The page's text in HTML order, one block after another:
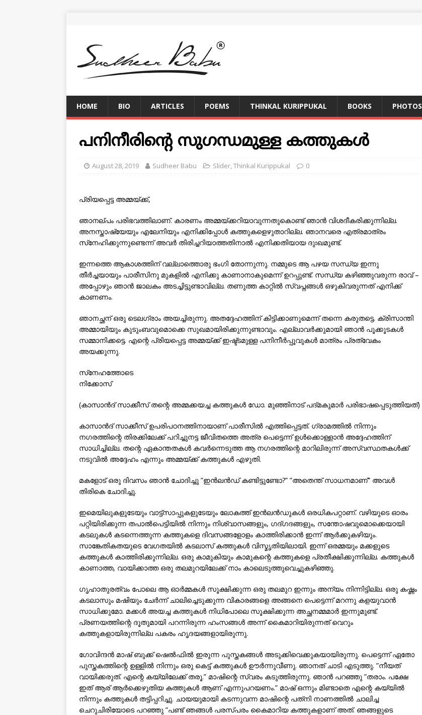
HOME BIO ARTICLES POEMS THINKAL KURIPPUKAL BOOKS PHOTOS
പനിനീരിന്റെ സുഗന്ധമുള്ള കത്തുകള്‍
August 28, 2019 Sudheer Babu Slider,Thinkal Kurippukal 0
പ്രിയപ്പെട്ട അമ്മയ്ക്ക്,
ഞാനല്പം പരിഭവത്തിലാണ്. കാരണം അമ്മയ്ക്കറിയാവുന്നതുകൊണ്ട് ഞാന്‍ വിശദീകരിക്കുന്നില്ല.
അനസ്താഷ്യേയും എലേനിയും എനിക്കിപ്പോള്‍ കത്തുകളെഴുതാറില്ല. ഞാനവരെ എത്രമാത്രം
സ്‌നേഹിക്കുന്നുണ്ടെന്ന് അവര്‍ തിരിച്ചറിയാത്തതിനാല്‍ എനിക്കതിയായ ദുഃഖമുണ്ട്.
ഇന്നത്തെ ആകാശത്തിന് വല്ലാത്തൊരു ഭംഗി തോന്നുന്നു. നമ്മുടെ ആ പഴയ സന്ധ്യ ഇന്നു
തീര്‍ച്ചയായും പാരീസിനു മുകളില്‍ എനിക്കു കാണാനാകുമെന്ന് ഉറപ്പുണ്ട്. സന്ധ്യ കഴിഞ്ഞുവരുന്ന രാവ് –
അപ്പോഴും ഞാന്‍ ജാലകം അടച്ചിട്ടുണ്ടാവില്ല. തണുത്ത കാറ്റില്‍ സ്വപ്നങ്ങള്‍ ഒഴുകിവരുന്നത് എനിക്ക്
കാണണം.
ഞാനച്ഛന് ഒരു ടെലഗ്രാം അയച്ചിരുന്നു. അതദ്ദേഹത്തിന് കിട്ടിക്കാണുമെന്ന് തന്നെ കരുതട്ടെ. ക്രിസാന്തി
അമ്മായിയും കുടുംബവുമൊക്കെ സുഖമായിരിക്കുന്നുണ്ടാവും. എല്ലാവര്‍ക്കുമായി ഞാന്‍ പൂക്കൂടകള്‍
സമ്മാനിക്കട്ടെ. എന്റെ പ്രിയപ്പെട്ട അമ്മയ്ക്ക് ഇഷ്ട്ടമുള്ള പനിനീര്‍പ്പൂവുകള്‍ മാത്രം പ്രത്വേകം
അയക്കുന്നു.
സ്‌നേഹത്തോടെ
നിക്കോസ്
(കാസാന്‍ദ് സാക്കീസ് തന്റെ അമ്മക്കയച്ച കത്തുകള്‍ ഡോ. മുഞ്ഞിനാട് പദ്മകുമാര്‍ പരിഭാഷപ്പെടുത്തിയത്)
കാസാന്‍ദ് സാക്കീസ് ഉപരിപഠനത്തിനായാണ് പാരീസില്‍ എത്തിപ്പെട്ടത്. ഗ്രാമത്തില്‍ നിന്നും
നഗരത്തിന്റെ തിരക്കിലേക്ക് പറിച്ചുനട്ട ജീവിതത്തെ അത്ര പെട്ടെന്ന് ഉള്‍ക്കൊള്ളാന്‍ അദ്ദേഹത്തിന്
സാധിച്ചില്ല. തന്റെ ഏകാന്തതകള്‍ കവര്‍ന്നെടുത്ത ആ നഗരത്തിന്റെ മാറിലിരുന്ന് അസ്വസ്ഥതകള്‍ക്ക്
നടുവില്‍ അദ്ദേഹം എന്നും അമ്മയ്ക്ക് കത്തുകള്‍ എഴുതി.
മകളോട് ഒരു ദിവസം ഞാന്‍ ചോദിച്ചു ”ഇന്‍ലന്‍ഡ് കണ്ടിട്ടുണ്ടോ?” ”അതെന്ത് സാധനമാണ്” അവള്‍
തിരികെ ചോദിച്ചു.
ഇമെയിലുകളുടേയും വാട്ട്സാപ്പുകളുടേയും ലോകത്ത് ഇന്‍ലന്‍ഡുകള്‍ ഒരധികപറ്റാണ്. വഴിയുടെ ഓരം
പറ്റിയിരിക്കുന്ന തപാല്‍പെട്ടിയില്‍ നിന്നും നിശ്വാസങ്ങളും, ഗദ്ഗദങ്ങളും, സന്തോഷവുമൊക്കെയായി
കടലുകള്‍ കടന്നെത്തുന്ന കത്തുകളെ ദിവസങ്ങളോളം കാത്തിരിക്കാന്‍ ഇന്ന് ആര്‍ക്കുകഴിയും.
സാങ്കേതികതയുടെ വേഗതയില്‍ കടലാസ് കത്തുകള്‍ വിസ്മൃതിയിലായി. ഇന്ന് ഒരമ്മയും മക്കളുടെ
കത്തുകള്‍ കാത്തിരിക്കുന്നില്ല. ഒരു കാമുകിയും കാമുകന്റെ കത്തുകളെ പ്രതീക്ഷിക്കുന്നില്ല. കത്തുകള്‍
കാണാത്ത, വായിക്കാത്ത ഒരു തലമുറയിലേക്ക് നാം കാലെടുത്തുവെച്ചുകഴിഞ്ഞു.
ഗൃഹാതുരത്വം പോലെ ആ ഓര്‍മ്മകള്‍ സൂക്ഷിക്കുന്ന ഒരു തലമുറ ഇന്നും അന്യം നിന്നിട്ടില്ല. ഒരു കഷ്ണം
കടലാസും മഷിയും ചേര്‍ന്ന് ചാലിച്ചെടുക്കുന്ന വികാരങ്ങളെ അങ്ങനെ പെട്ടെന്ന് മറന്നു കളയുവാന്‍
സാധിക്കുമോ. മക്കള്‍ അയച്ച കത്തുകള്‍ നിധിപോലെ സൂക്ഷിക്കുന്ന അച്ഛനമ്മമാര്‍ ഇന്നുമുണ്ട്.
പ്രണയത്തിന്റെ ദൂതുമായി പറന്നിരുന്ന ഹംസങ്ങള്‍ അന്ന് കൈമാറിയിരുന്നത് വെറും
കത്തുകളായിരുന്നില്ല പകരം ഹൃദയങ്ങളായിരുന്നു.
ഗോവിന്ദന്‍ മാഷ് ബുക്ക് ഷെല്‍ഫില്‍ ഇരുന്ന പുസ്തകങ്ങള്‍ അടുക്കിവെക്കുകയായിരുന്നു. പെട്ടെന്ന് ഏതോ
പുസ്തകത്തിന്റെ ഉള്ളില്‍ നിന്നും ഒരു കെട്ട് കത്തുകള്‍ ഊര്‍ന്നുവീണു. ഞാനത് ചാടി എടുത്തു. ”നീയത്
വായിക്കരുത്. എന്റെ കയ്യിലേക്ക് തരൂ.” മാഷിന്റെ സ്വരം കടുത്തിരുന്നു. ഞാന്‍ പറഞ്ഞു ”തരാം. പക്ഷേ
ഇത് ആര് ആര്‍ക്കെഴുതിയ കത്തുകള്‍ ആണ് എന്നുപറയണം.” മാഷ് ഒന്നും മിണ്ടാതെ എന്റെ കയ്യില്‍
നിന്നും കത്തുകള്‍ തട്ടിപ്പറിച്ചു. ചായയുമായി കടന്നുവന്ന മാഷിന്റെ പത്‌നി നാണത്തില്‍ ചാലിച്ച
ചെറുചിരിയോടെ പറഞ്ഞു ”പണ്ട് ഞങ്ങള്‍ പരസ്പരം കൈമാറിയ കത്തുകളാണ് അത്. ഞങ്ങളുടെ